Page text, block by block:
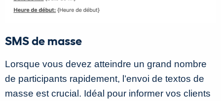
SMS de masse
Lorsque vous devez atteindre un grand nombre
de participants rapidement, l’envoi de textos de
masse est crucial. Idéal pour informer vos clients